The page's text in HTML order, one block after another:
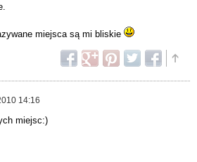
miejsca są mi bliskie
14:16
miejsc:)